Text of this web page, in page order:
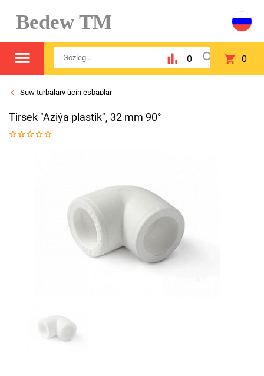
Bedew TM
0 0
Suw turbalary üçin esbaplar
Tirsek "Aziýa plastik", 32 mm 90°